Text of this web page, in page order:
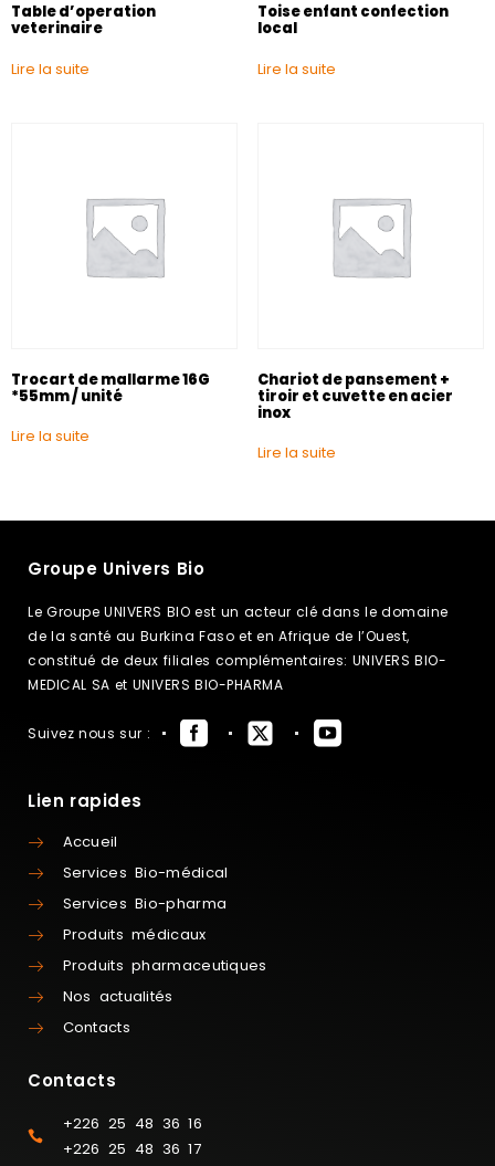
Table d’operation
veterinaire
Lire la suite
Toise enfant confection
local
Lire la suite
Trocart de mallarme 16G
*55mm / unité
Lire la suite
Chariot de pansement +
tiroir et cuvette en acier
inox
Lire la suite
Groupe Univers Bio
Le Groupe UNIVERS BIO est un acteur clé dans le domaine
de la santé au Burkina Faso et en Afrique de l’Ouest,
constitué de deux filiales complémentaires: UNIVERS BIO-
MEDICAL SA et UNIVERS BIO-PHARMA
Suivez nous sur :
Lien rapides
Accueil
Services Bio-médical
Services Bio-pharma
Produits médicaux
Produits pharmaceutiques
Nos actualités
Contacts
Contacts
+226 25 48 36 16
+226 25 48 36 17